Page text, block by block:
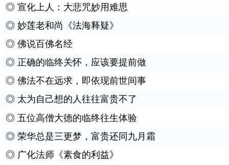
◎ 宣化上人：大悲咒妙用难思
◎ 妙莲老和尚《法海释疑》
◎ 佛说百佛名经
◎ 正确的临终关怀，应该要提前做
◎ 佛法不在远求，即依现前世间事
◎ 太为自己想的人往往富贵不了
◎ 五位高僧大德的临终往生体验
◎ 荣华总是三更梦，富贵还同九月霜
◎ 广化法师《素食的利益》